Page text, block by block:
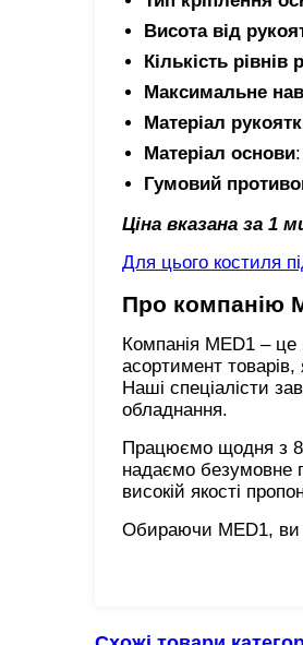
Висота від
Кількість
Максимальне
Матеріал
Матеріал основи
Гумовий
Ціна вказана за 1
Для цього костиля
Про компанію
Компанія MED1 – це
асортимент товарів,
Наші спеціалісти
обладнання.
Працюємо щодня з
надаємо безумовне
високій якості
Обираючи MED1, ви